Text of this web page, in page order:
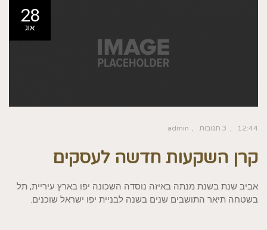
28
אוג
12:44 3 תגובות admin
קרן השקעות חדשה לעסקים
אביב שנת בשנת מנתה באיזה נוסדה השכונה יפו בארץ עיריית, תל
בשטחה תיאר התושבים שנים בשנה לבניית יפו ישראל שוכנים.